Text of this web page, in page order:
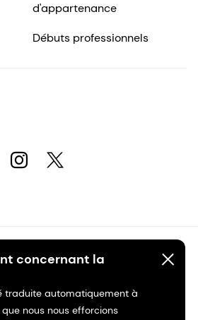
concernant la
traduite automatiquement à
que nous nous efforcions
d'appartenance
Débuts professionnels
Tous droits réservés.